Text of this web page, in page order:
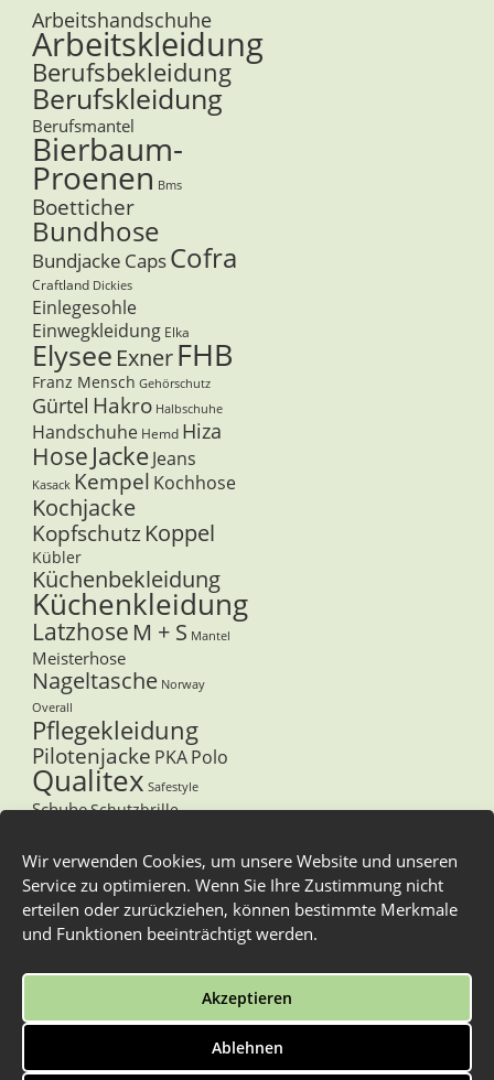
Wir verwenden Cookies, um unsere Website und unseren
Service zu optimieren. Wenn Sie Ihre Zustimmung nicht
erteilen oder zurückziehen, können bestimmte Merkmale
und Funktionen beeinträchtigt werden.
Akzeptieren
Ablehnen
Arbeitshandschuhe
Arbeitskleidung
Berufsbekleidung
Berufskleidung
Berufsmantel
Bierbaum-
Proenen Bms
Boetticher
Bundhose
Bundjacke CapsCofra
Craftland Dickies
Einlegesohle
Einwegkleidung Elka
Elysee ExnerFHB
Franz Mensch Gehörschutz
Gürtel Hakro Halbschuhe
Handschuhe Hemd Hiza
Hose JackeJeans
Kasack Kempel Kochhose
Kochjacke
KopfschutzKoppel
Kübler
Küchenbekleidung
Küchenkleidung
Latzhose M + S Mantel
Meisterhose
Nageltasche Norway
Overall
Pflegekleidung
Pilotenjacke PKAPolo
Qualitex Safestyle
SchuheSchutzbrille
StucoSweat-ShirtT-Shirt
Tegera Thermohemd
Unterwäsche V-ShirtWesten
Winterstiefel
ZunfthemdZunfthose
Zunftweste